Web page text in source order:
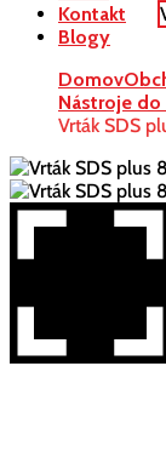
Kontakt
Blogy
Domov
Nástroje do
Vrták SDS